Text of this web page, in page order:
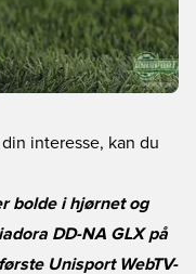
interesse, kan du
bolde i hjørnet og
DD-NA GLX på
Unisport WebTV-